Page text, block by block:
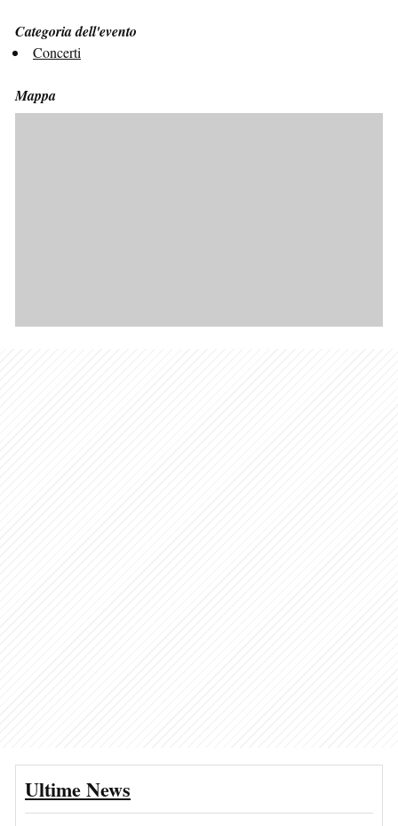
Categoria dell'evento
Concerti
Mappa
Ultime News